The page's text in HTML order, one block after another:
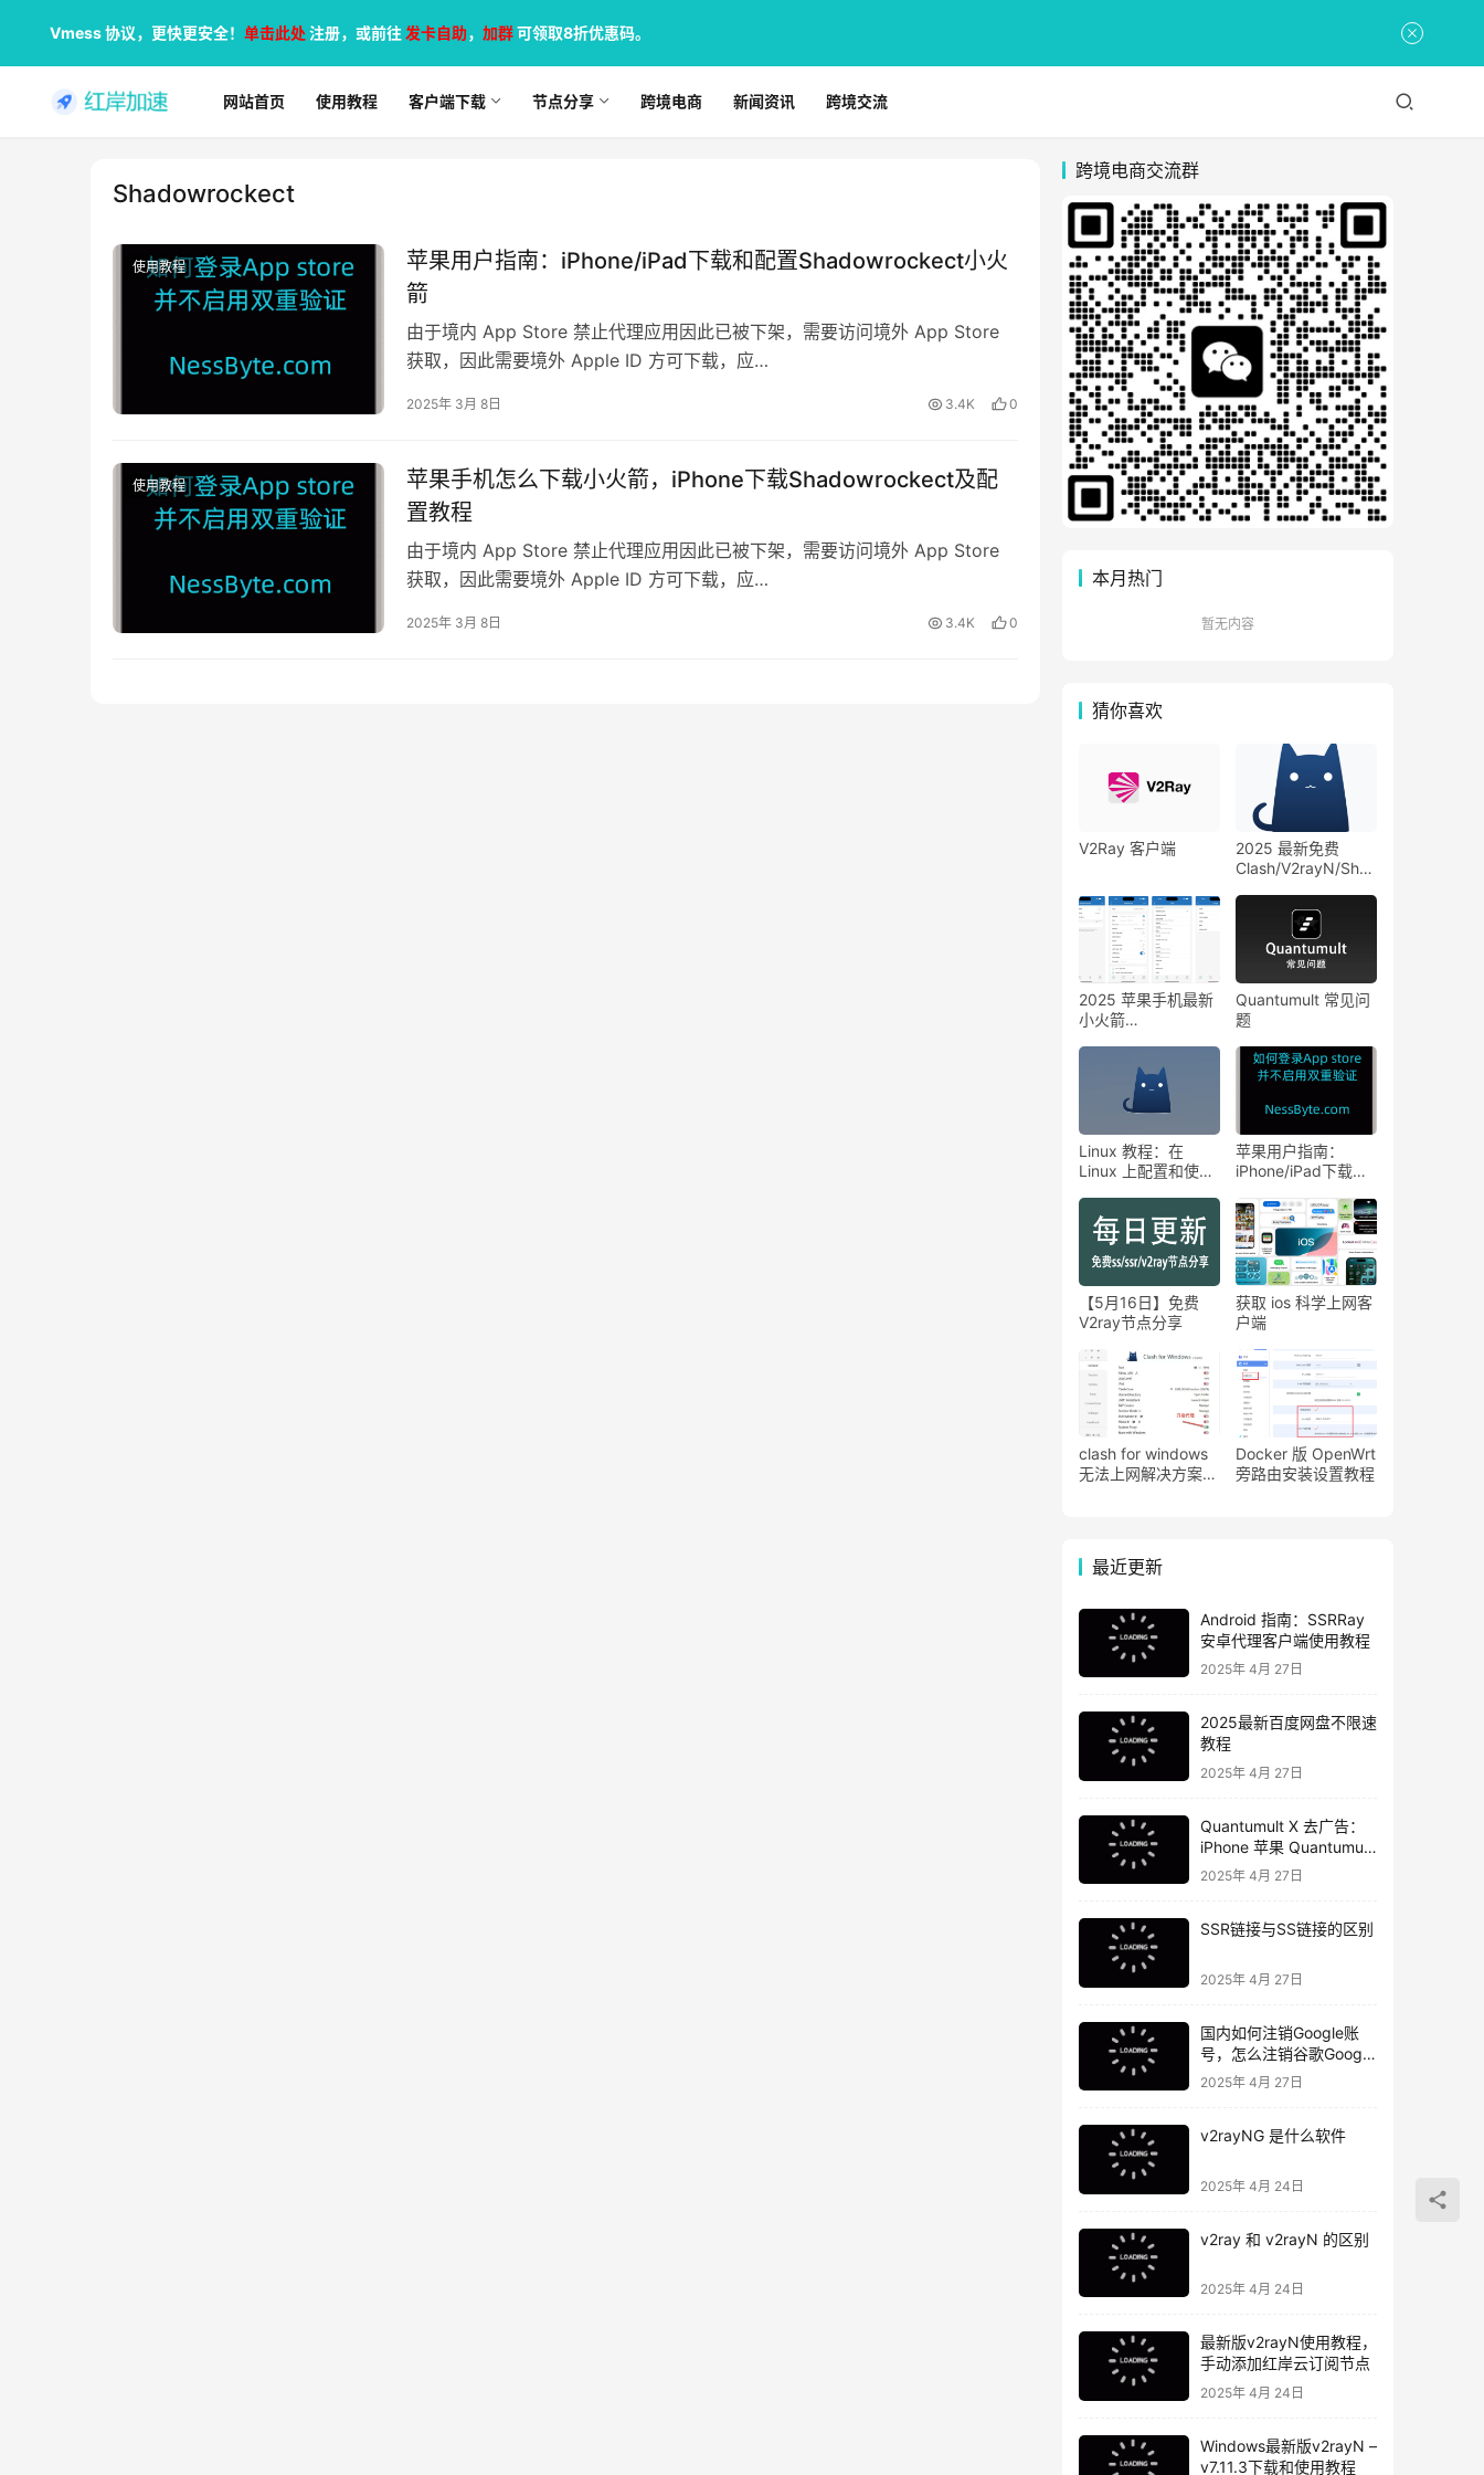
网站首页 使用教程 客户端下载 节点分享 跨境电商 新闻资讯 跨境交流
Shadowrockect
使用教程
苹果用户指南：iPhone/iPad下载和配置Shadowrockect小火
箭
由于境内 App Store 禁止代理应用因此已被下架，需要访问境外 App Store
获取，因此需要境外 Apple ID 方可下载，应…
2025年 3月 8日 3.4K 0
使用教程
苹果手机怎么下载小火箭，iPhone下载Shadowrockect及配
置教程
由于境内 App Store 禁止代理应用因此已被下架，需要访问境外 App Store
获取，因此需要境外 Apple ID 方可下载，应…
2025年 3月 8日 3.4K 0
跨境电商交流群
本月热门
暂无内容
猜你喜欢
V2Ray 客户端
2025 最新免费
Clash/V2rayN/Sha
益节点分享
2025 苹果手机最新
小火箭
Quantumult 常见问
题
Linux 教程：在
Linux 上配置和使用
苹果用户指南：
iPhone/iPad下载和
Shadowrockect小
火箭
【5月16日】免费
V2ray节点分享
获取 ios 科学上网客
户端
clash for windows
无法上网解决方案汇
Docker 版 OpenWrt
旁路由安装设置教程
最近更新
Android 指南：SSRRay
安卓代理客户端使用教程
2025年 4月 27日
2025最新百度网盘不限速
教程
2025年 4月 27日
Quantumult X 去广告：
iPhone 苹果 Quantumult
X 去广告教程
2025年 4月 27日
SSR链接与SS链接的区别
2025年 4月 27日
国内如何注销Google账
号，怎么注销谷歌Google
账号
2025年 4月 27日
v2rayNG 是什么软件
2025年 4月 24日
v2ray 和 v2rayN 的区别
2025年 4月 24日
最新版v2rayN使用教程，
手动添加红岸云订阅节点
2025年 4月 24日
Windows最新版v2rayN –
v7.11.3下载和使用教程
Vmess 协议，更快更安全！ 单击此处注册，或前往 发卡自助， 加群可领取8折优惠码。